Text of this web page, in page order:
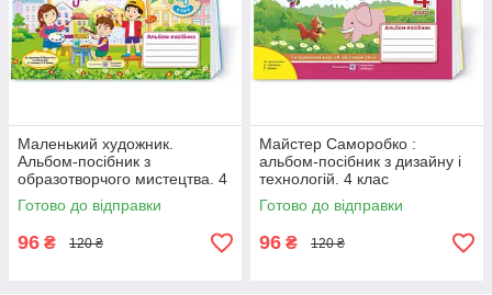
Маленький художник.
Альбом-посібник з
образотворчого мистецтва. 4
кл.
Готово до відправки
96 ₴ 120 ₴
Майстер Саморобко :
альбом-посібник з дизайну і
технологій. 4 клас
Готово до відправки
96 ₴ 120 ₴